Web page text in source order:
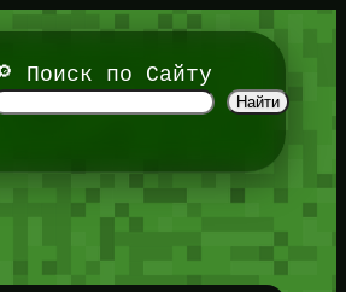
Поиск по Сайту
Найти